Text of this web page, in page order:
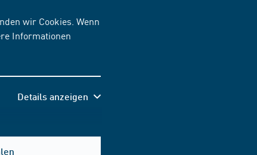
wir Cookies. Wenn
Informationen
Details anzeigen